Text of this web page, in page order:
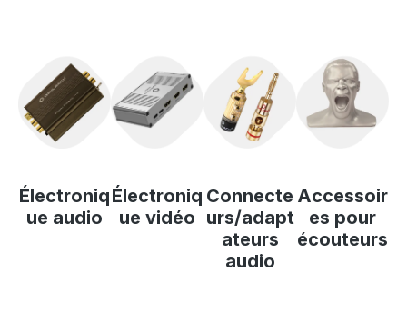
Électroniq
ue audio
Électroniq
ue vidéo
Connecte
urs/adapt
ateurs
audio
Accessoir
es pour
écouteurs